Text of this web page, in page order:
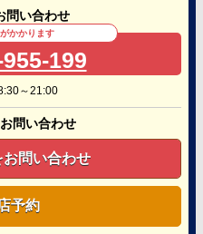
問い合わせ
かかります
199
～21:00
問い合わせ
お問い合わせ
予約